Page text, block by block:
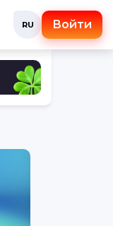
RU Войти